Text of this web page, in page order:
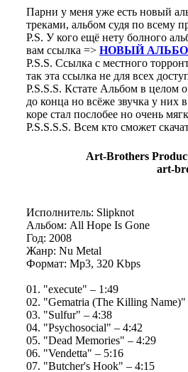
Парни у меня уже есть новый
треками, альбом судя по всему
P.S. У кого ещё нету болного
вам ссылка => НОВЫЙ
P.S.S. Ссылка с местного
так эта ссылка не для всех
P.S.S.S. Кстате Альбом в целом
до конца но всёже звучка у них
коре стал послобее но очень
P.S.S.S.S. Всем кто сможет
Art-Brothers
art-
Исполнитель: Slipknot
Альбом: All Hope Is Gone
Год: 2008
Жанр: Nu Metal
Формат: Mp3, 320 Kbps
01. "execute" – 1:49
02. "Gematria (The Killing Name)"
03. "Sulfur" – 4:38
04. "Psychosocial" – 4:42
05. "Dead Memories" – 4:29
06. "Vendetta" – 5:16
07. "Butcher's Hook" – 4:15